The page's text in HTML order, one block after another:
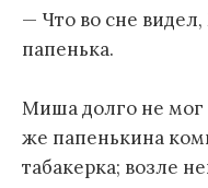
— Что во сне
папенька.
Миша долго не мог
же папенькина
табакерка; возле